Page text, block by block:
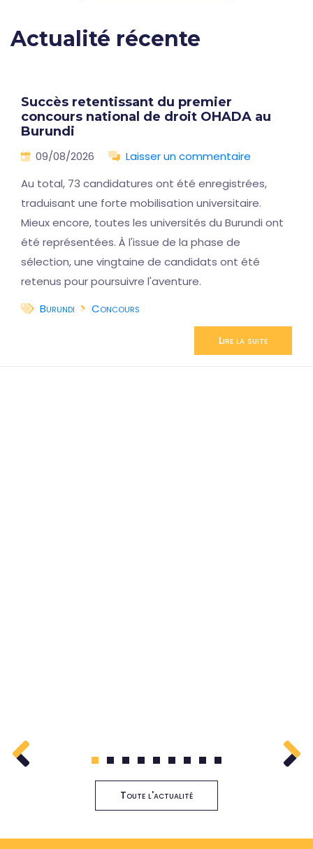
Actualité récente
Succès retentissant du premier
concours national de droit OHADA au
Burundi
09/08/2026
Laisser un commentaire
Au total, 73 candidatures ont été enregistrées,
traduisant une forte mobilisation universitaire.
Mieux encore, toutes les universités du Burundi ont
été représentées. À l'issue de la phase de
sélection, une vingtaine de candidats ont été
retenus pour poursuivre l'aventure.
Burundi
Concours
Lire la suite
1 2 3 4 5 6 7 8 9
Toute l'actualité